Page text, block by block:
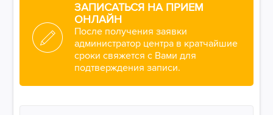
ЗАПИСАТЬСЯ НА ПРИЕМ
ОНЛАЙН
После получения заявки
администратор центра в кратчайшие
сроки свяжется с Вами для
подтверждения записи.